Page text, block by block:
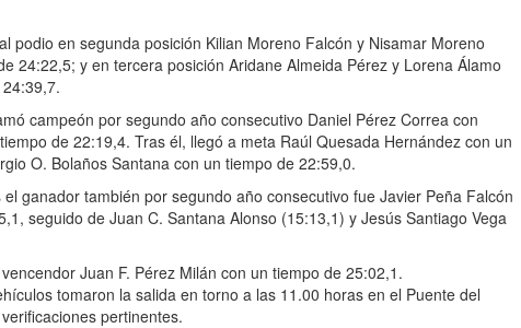
podio en segunda posición Kilian Moreno Falcón y Nisamar Moreno
24:22,5; y en tercera posición Aridane Almeida Pérez y Lorena Álamo
campeón por segundo año consecutivo Daniel Pérez Correa con
de 22:19,4. Tras él, llegó a meta Raúl Quesada Hernández con un
O. Bolaños Santana con un tiempo de 22:59,0.
ganador también por segundo año consecutivo fue Javier Peña Falcón
seguido de Juan C. Santana Alonso (15:13,1) y Jesús Santiago Vega
Juan F. Pérez Milán con un tiempo de 25:02,1.
tomaron la salida en torno a las 11.00 horas en el Puente del
pertinentes.